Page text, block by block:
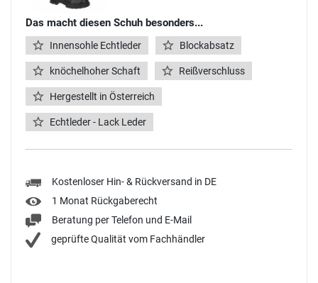
Das macht diesen Schuh besonders...
Innensohle Echtleder Blockabsatz
knöchelhoher Schaft Reißverschluss
Hergestellt in Österreich
Echtleder - Lack Leder
Kostenloser Hin- & Rückversand in DE
1 Monat Rückgaberecht
Beratung per Telefon und E-Mail
geprüfte Qualität vom Fachhändler